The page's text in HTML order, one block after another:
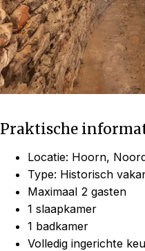
Praktische
Locatie: Hoorn,
Type: Historisch
Maximaal 2 gasten
1 slaapkamer
1 badkamer
Volledig ingerichte